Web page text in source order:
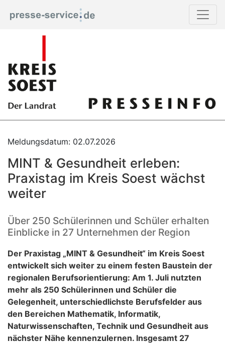
Meldungsdatum: 02.07.2026
MINT & Gesundheit erleben:
Praxistag im Kreis Soest wächst
weiter
Über 250 Schülerinnen und Schüler erhalten
Einblicke in 27 Unternehmen der Region
Der Praxistag „MINT & Gesundheit“ im Kreis Soest
entwickelt sich weiter zu einem festen Baustein der
regionalen Berufsorientierung: Am 1. Juli nutzten
mehr als 250 Schülerinnen und Schüler die
Gelegenheit, unterschiedlichste Berufsfelder aus
den Bereichen Mathematik, Informatik,
Naturwissenschaften, Technik und Gesundheit aus
nächster Nähe kennenzulernen. Insgesamt 27